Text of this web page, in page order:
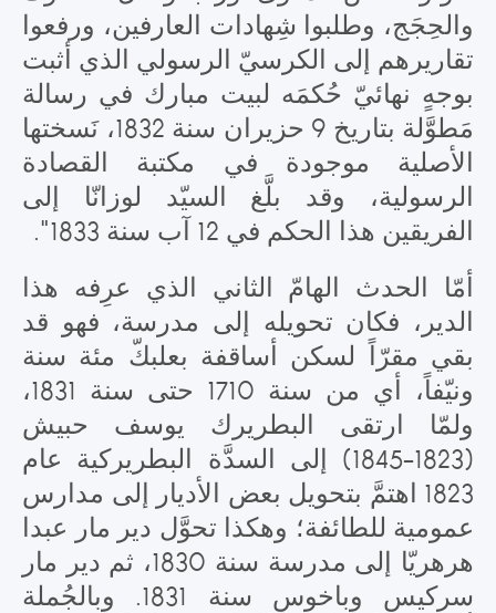
والحِجَج، وطلبوا شِهادات العارفين، ورفعوا
تقاريرهم إلى الكرسيّ الرسولي الذي أثبت
بوجهٍ نهائيّ حُكمَه لبيت مبارك في رسالة
مَطوَّلة بتاريخ 9 حزيران سنة 1832، نَسختها
الأصلية موجودة في مكتبة القصادة
الرسولية، وقد بلَّغ السيّد لوزانّا إلى
الفريقين هذا الحكم في 12 آب سنة 1833".
أمّا الحدث الهامّ الثاني الذي عرِفه هذا
الدير، فكان تحويله إلى مدرسة، فهو قد
بقي مقرّاً لسكن أساقفة بعلبكّ مئة سنة
ونيّفاً، أي من سنة 1710 حتى سنة 1831،
ولمّا ارتقى البطريرك يوسف حبيش
(1823-1845) إلى السدَّة البطريركية عام
1823 اهتمَّ بتحويل بعض الأديار إلى مدارس
عمومية للطائفة؛ وهكذا تحوَّل دير مار عبدا
هرهريّا إلى مدرسة سنة 1830، ثم دير مار
سركيس وباخوس سنة 1831. وبالجُملة